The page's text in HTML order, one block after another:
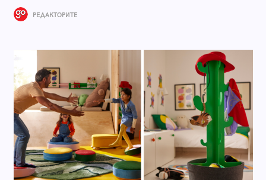
РЕДАКТОРИТЕ